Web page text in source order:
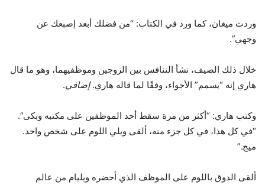
وردت ميغان، كما ورد في الكتاب: “من فضلك أبعد إصبعك عن
وجهي”.
خلال ذلك الصيف، نشأ التنافس بين الزوجين وموظفيهما، وهو ما قال
هاري إنه “يسمم” الأجواء، وفقًا لما قاله هاري.إضافي.
وكتب هاري: “أكثر من مرة سقط أحد الموظفين على مكتبه وبكى”.
“في كل هذا، في كل جزء منه، ألقى ويلي اللوم على شخص واحد.
ميج.”
ألقى الدوق باللوم على الموظف الذي أحضره ويليام من عالم